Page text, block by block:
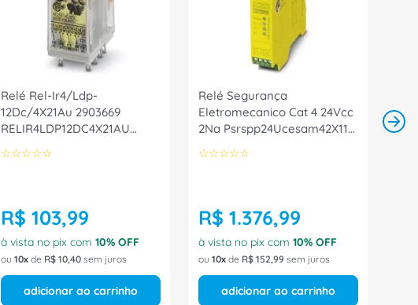
Relé Rel-Ir4/Ldp-
12Dc/4X21Au 2903669
RELIR4LDP12DC4X21AU
Phoenix Contact
☆☆☆☆☆
R$ 103,99
à vista no pix com 10% OFF
ou 10 de R$ 10,40 sem juros
adicionar ao carrinho
Relé Segurança
Eletromecanico Cat 4 24Vcc
2Na Psrspp24Ucesam42X11
PSRSPP24UCESAM42X11X2
Phoenix Contact
☆☆☆☆☆
R$ 1.376,99
à vista no pix com 10% OFF
ou 10 de R$ 152,99 sem juros
adicionar ao carrinho